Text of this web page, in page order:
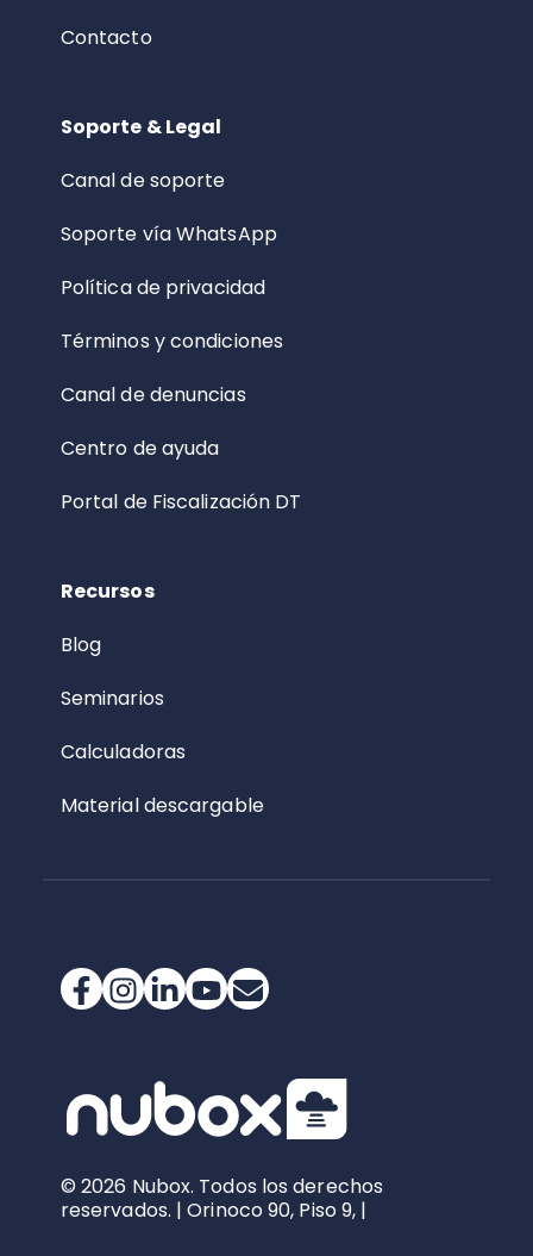
Contacto
Soporte & Legal
Canal de soporte
Soporte vía WhatsApp
Política de privacidad
Términos y condiciones
Canal de denuncias
Centro de ayuda
Portal de Fiscalización DT
Recursos
Blog
Seminarios
Calculadoras
Material descargable
© 2026 Nubox. Todos los derechos
reservados. | Orinoco 90, Piso 9, |